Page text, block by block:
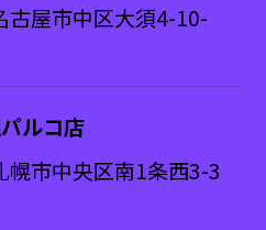
古屋市中区大須4-10-
ルコ店
幌市中央区南1条西3-3